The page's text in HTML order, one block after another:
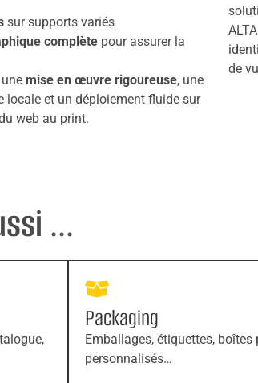
sur supports variés
complète pour assurer la
mise en œuvre rigoureuse, une
locale et un déploiement fluide sur
web au print.
de
...
Packaging
Emballages, étiquettes, boîtes
personnalisés…